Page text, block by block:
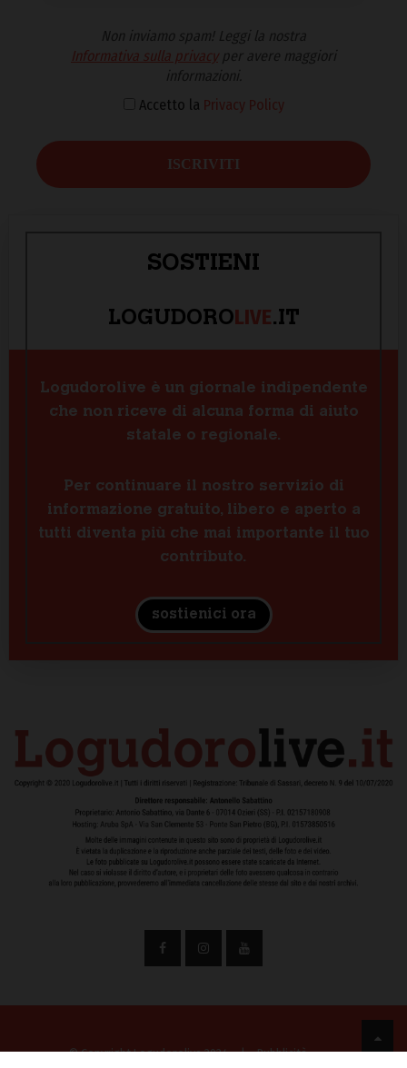
Non inviamo spam! Leggi la nostra
Informativa sulla privacyper avere maggiori
informazioni.
Accetto la Privacy Policy
SOSTIENI
LOGUDOROLIVE.IT
Logudorolive è un giornale indipendente
che non riceve di alcuna forma di aiuto
statale o regionale.
Per continuare il nostro servizio di
informazione gratuito, libero e aperto a
tutti diventa più che mai importante il tuo
contributo.
sostienici ora
© Copyright Logudorolive 2024 | Pubblicità